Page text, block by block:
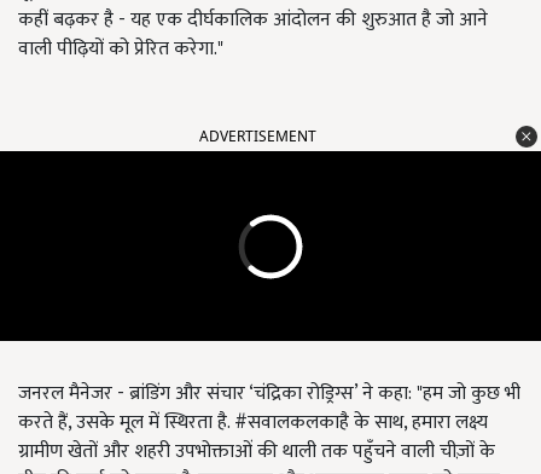
कहीं बढ़कर है - यह एक दीर्घकालिक आंदोलन की शुरुआत है जो आने
वाली पीढ़ियों को प्रेरित करेगा."
ADVERTISEMENT
जनरल मैनेजर - ब्रांडिंग और संचार ‘चंद्रिका रोड्रिग्स’ ने कहा: "हम जो कुछ भी
करते हैं, उसके मूल में स्थिरता है. #सवालकलकाहै के साथ, हमारा लक्ष्य
ग्रामीण खेतों और शहरी उपभोक्ताओं की थाली तक पहुँचने वाली चीज़ों के